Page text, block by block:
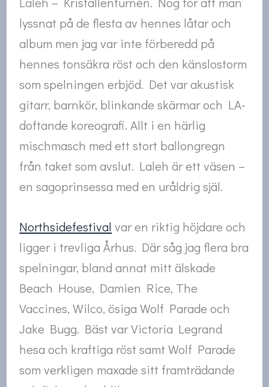
lyssnat på de flesta av hennes låtar och
album men jag var inte förberedd på
hennes tonsäkra röst och den känslostorm
som spelningen erbjöd. Det var akustisk
gitarr, barnkör, blinkande skärmar och LA-
doftande koreografi. Allt i en härlig
mischmasch med ett stort ballongregn
från taket som avslut. Laleh är ett väsen –
en sagoprinsessa med en uråldrig själ.
Northsidefestival var en riktig höjdare och
ligger i trevliga Århus. Där såg jag flera bra
spelningar, bland annat mitt älskade
Beach House, Damien Rice, The
Vaccines, Wilco, ösiga Wolf Parade och
Jake Bugg. Bäst var Victoria Legrand
hesa och kraftiga röst samt Wolf Parade
som verkligen maxade sitt framträdande